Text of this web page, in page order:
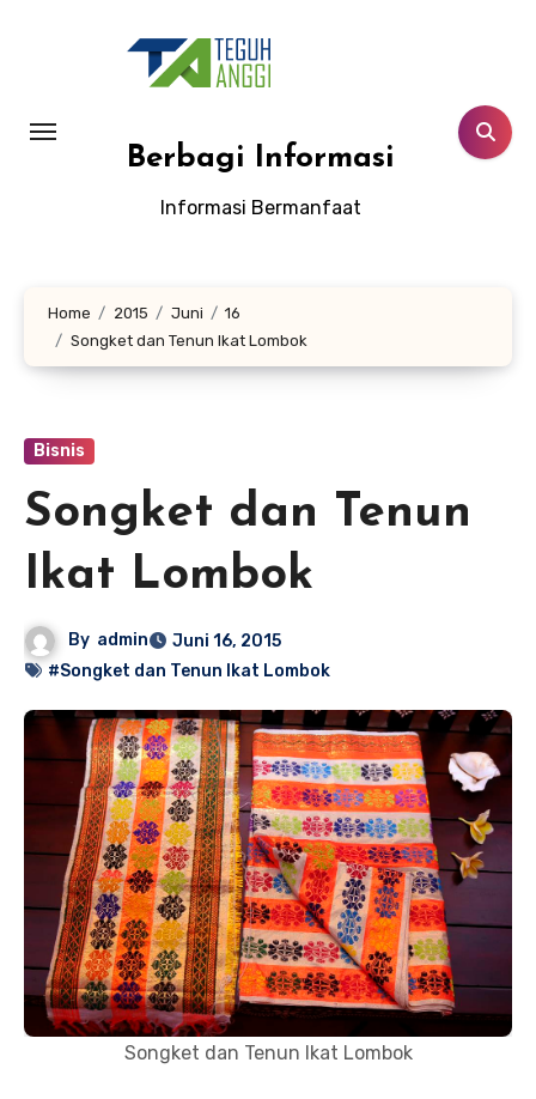
Berbagi Informasi
Informasi Bermanfaat
Home 2015 Juni
16
Songket dan Tenun Ikat Lombok
Bisnis
Songket dan Tenun
Ikat Lombok
By admin
Juni 16, 2015
#Songket dan Tenun Ikat Lombok
Songket dan Tenun Ikat Lombok